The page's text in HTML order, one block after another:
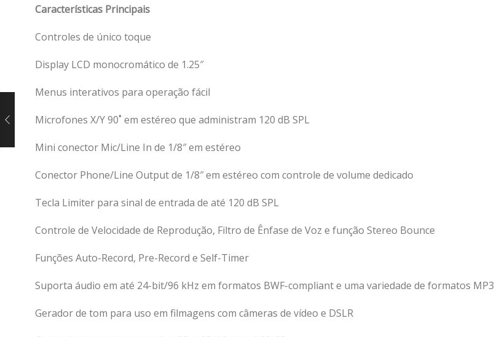
Características Principais
Controles de único toque
Display LCD monocromático de 1.25″
Menus interativos para operação fácil
Microfones X/Y 90˚ em estéreo que administram 120 dB SPL
Mini conector Mic/Line In de 1/8″ em estéreo
Conector Phone/Line Output de 1/8″ em estéreo com controle de volume dedicado
Tecla Limiter para sinal de entrada de até 120 dB SPL
Controle de Velocidade de Reprodução, Filtro de Ênfase de Voz e função Stereo Bounce
Funções Auto-Record, Pre-Record e Self-Timer
Suporta áudio em até 24-bit/96 kHz em formatos BWF-compliant e uma variedade de formatos MP3
Gerador de tom para uso em filmagens com câmeras de vídeo e DSLR